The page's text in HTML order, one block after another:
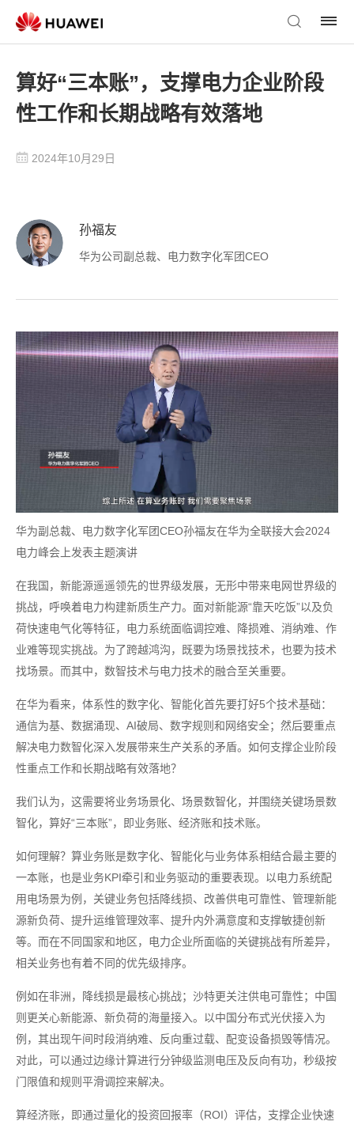
算好“三本账”，支撑电力企业阶段
性工作和长期战略有效落地
2024年10月29日
孙福友
华为公司副总裁、电力数字化军团CEO
华为副总裁、电力数字化军团CEO孙福友在华为全联接大会2024
电力峰会上发表主题演讲
在我国，新能源遥遥领先的世界级发展，无形中带来电网世界级的
挑战，呼唤着电力构建新质生产力。面对新能源“靠天吃饭”以及负
荷快速电气化等特征，电力系统面临调控难、降损难、消纳难、作
业难等现实挑战。为了跨越鸿沟，既要为场景找技术，也要为技术
找场景。而其中，数智技术与电力技术的融合至关重要。
在华为看来，体系性的数字化、智能化首先要打好5个技术基础：
通信为基、数据涌现、AI破局、数字规则和网络安全；然后要重点
解决电力数智化深入发展带来生产关系的矛盾。如何支撑企业阶段
性重点工作和长期战略有效落地？
我们认为，这需要将业务场景化、场景数智化，并围绕关键场景数
智化，算好“三本账”，即业务账、经济账和技术账。
如何理解？算业务账是数字化、智能化与业务体系相结合最主要的
一本账，也是业务KPI牵引和业务驱动的重要表现。以电力系统配
用电场景为例，关键业务包括降线损、改善供电可靠性、管理新能
源新负荷、提升运维管理效率、提升内外满意度和支撑敏捷创新
等。而在不同国家和地区，电力企业所面临的关键挑战有所差异，
相关业务也有着不同的优先级排序。
例如在非洲，降线损是最核心挑战；沙特更关注供电可靠性；中国
则更关心新能源、新负荷的海量接入。以中国分布式光伏接入为
例，其出现午间时段消纳难、反向重过载、配变设备损毁等情况。
对此，可以通过边缘计算进行分钟级监测电压及反向有功，秒级按
门限值和规则平滑调控来解决。
算经济账，即通过量化的投资回报率（ROI）评估，支撑企业快速